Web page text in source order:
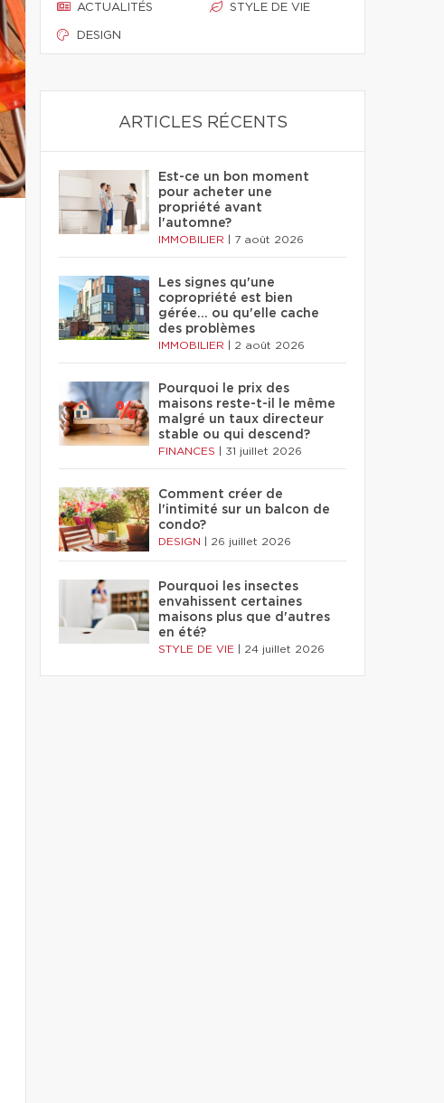
ACTUALITÉS
DESIGN
STYLE DE VIE
ARTICLES RÉCENTS
Est-ce un bon moment
pour acheter une
propriété avant
l'automne?
IMMOBILIER 7 août 2026
Les signes qu'une
copropriété est bien
gérée… ou qu'elle cache
des problèmes
IMMOBILIER 2 août 2026
Pourquoi le prix des
maisons reste-t-il le même
malgré un taux directeur
stable ou qui descend?
FINANCES 31 juillet 2026
Comment créer de
l'intimité sur un balcon de
condo?
DESIGN 26 juillet 2026
Pourquoi les insectes
envahissent certaines
maisons plus que d'autres
en été?
STYLE DE VIE 24 juillet 2026